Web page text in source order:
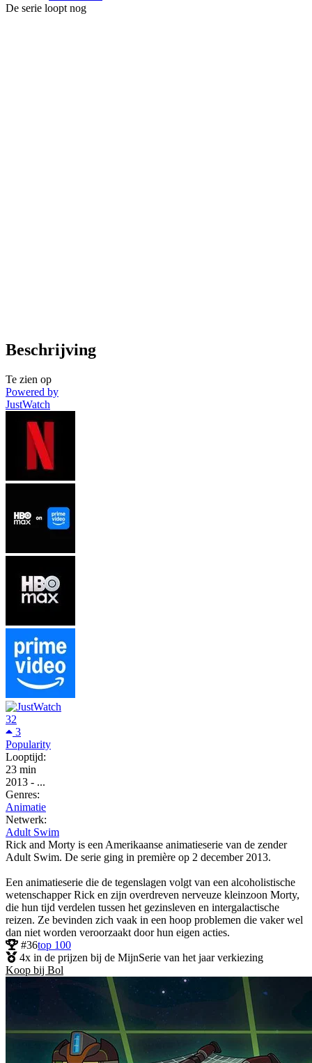
De serie loopt nog
Beschrijving
Te zien op
Powered by
JustWatch
32
3
Popularity
Looptijd:
23 min
2013 - ...
Genres:
Animatie
Netwerk:
Adult Swim
Rick and Morty is een Amerikaanse animatieserie van de zender
Adult Swim. De serie ging in première op 2 december 2013.
Een animatieserie die de tegenslagen volgt van een alcoholistische
wetenschapper Rick en zijn overdreven nerveuze kleinzoon Morty,
die hun tijd verdelen tussen het gezinsleven en intergalactische
reizen. Ze bevinden zich vaak in een hoop problemen die vaker wel
dan niet worden veroorzaakt door hun eigen acties.
#36top 100
4x in de prijzen bij de MijnSerie van het jaar verkiezing
Koop bij Bol